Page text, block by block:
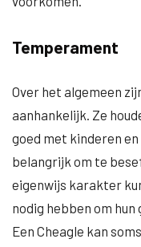
Temperament
Over het algemeen
aanhankelijk. Ze
goed met kinderen
belangrijk om te
eigenwijs karakter
nodig hebben om
Een Cheagle kan